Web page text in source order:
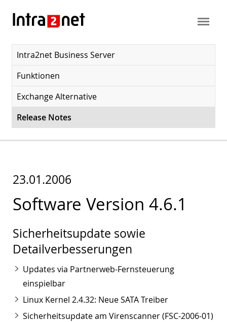
Intra2net Business Server
Funktionen
Exchange Alternative
Release Notes
23.01.2006
Software Version 4.6.1
Sicherheitsupdate sowie
Detailverbesserungen
Updates via Partnerweb-Fernsteuerung
einspielbar
Linux Kernel 2.4.32: Neue SATA Treiber
Sicherheitsupdate am Virenscanner (FSC-2006-01)